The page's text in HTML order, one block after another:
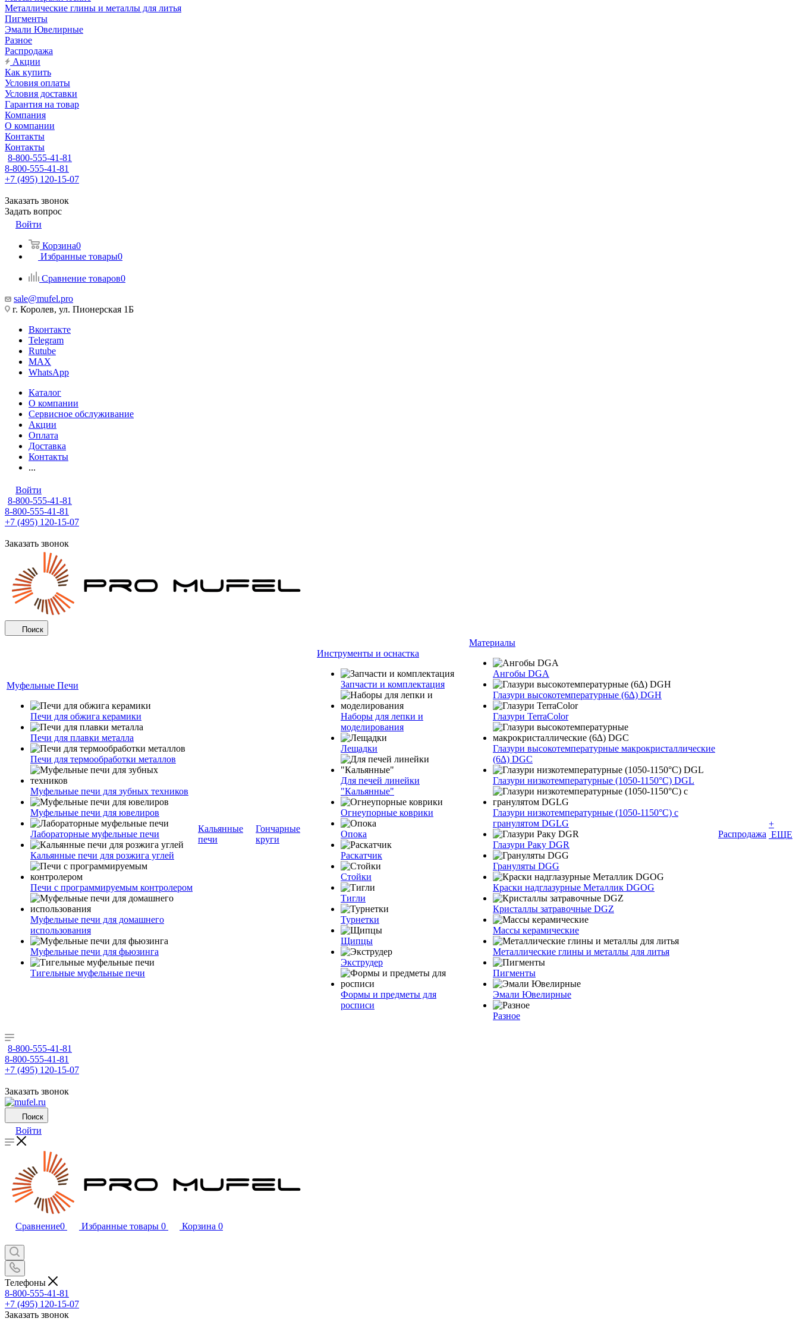
Металлические глины и металлы для литья
Пигменты
Эмали Ювелирные
Разное
Распродажа
Акции
Как купить
Условия оплаты
Условия доставки
Гарантия на товар
Компания
О компании
Контакты
Контакты
8-800-555-41-81
8-800-555-41-81
+7 (495) 120-15-07
Заказать звонок
Задать вопрос
Войти
Корзина0
Избранные товары0
Сравнение товаров0
sale@mufel.pro
г. Королев, ул. Пионерская 1Б
Вконтакте
Telegram
Rutube
MAX
WhatsApp
Каталог
О компании
Сервисное обслуживание
Акции
Оплата
Доставка
Контакты
...
Войти
8-800-555-41-81
8-800-555-41-81
+7 (495) 120-15-07
Заказать звонок
Поиск
Муфельные Печи
Печи для обжига керамики
Печи для плавки металла
Печи для термообработки металлов
Муфельные печи для зубных техников
Муфельные печи для ювелиров
Лабораторные муфельные печи
Кальянные печи для розжига углей
Печи с программируемым контролером
Муфельные печи для домашнего
использования
Муфельные печи для фьюзинга
Тигельные муфельные печи
Кальянные
печи
Гончарные
круги
Инструменты и оснастка
Запчасти и комплектация
Наборы для лепки и
моделирования
Лещадки
Для печей линейки
"Кальянные"
Огнеупорные коврики
Опока
Раскатчик
Стойки
Тигли
Турнетки
Щипцы
Экструдер
Формы и предметы для
росписи
Материалы
Ангобы DGA
Глазури высокотемпературные (6∆) DGH
Глазури TerraColor
Глазури высокотемпературные макрокристаллические
(6∆) DGC
Глазури низкотемпературные (1050-1150°С) DGL
Глазури низкотемпературные (1050-1150°С) с
гранулятом DGLG
Глазури Раку DGR
Грануляты DGG
Краски надглазурные Металлик DGOG
Кристаллы затравочные DGZ
Массы керамические
Металлические глины и металлы для литья
Пигменты
Эмали Ювелирные
Разное
Распродажа
+
ЕЩЕ
8-800-555-41-81
8-800-555-41-81
+7 (495) 120-15-07
Заказать звонок
Поиск
Войти
Сравнение0 Избранные товары 0 Корзина 0
Телефоны
8-800-555-41-81
+7 (495) 120-15-07
Заказать звонок